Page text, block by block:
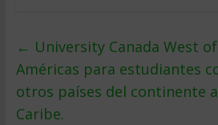
← University Canada West
Américas para estudiantes
otros países del continente
Caribe.